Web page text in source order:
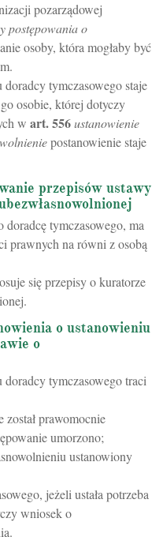
pozarządowej
postępowania o
osoby, która mogłaby być
tymczasowego staje
osobie, której dotyczy
w art.556ustanowienie
postanowienie staje
przepisów ustawy
tymczasowego, ma
prawnych na równi z osobą
się przepisy o kuratorze
o ustanowieniu
o
tymczasowego traci
został prawomocnie
umorzono;
ustanowiony
jeżeli ustała potrzeba
wniosek o